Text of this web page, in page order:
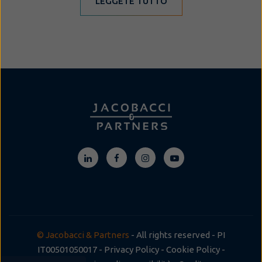
© Jacobacci & Partners - All rights reserved - PI
IT00501050017 - Privacy Policy- Cookie Policy-